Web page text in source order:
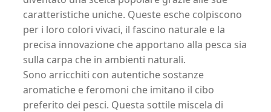
quantità
caratteristiche uniche. Queste esche colpiscono
per i loro colori vivaci, il fascino naturale e la
precisa innovazione che apportano alla pesca sia
sulla carpa che in ambienti naturali.
Sono arricchiti con autentiche sostanze
aromatiche e feromoni che imitano il cibo
preferito dei pesci. Questa sottile miscela di